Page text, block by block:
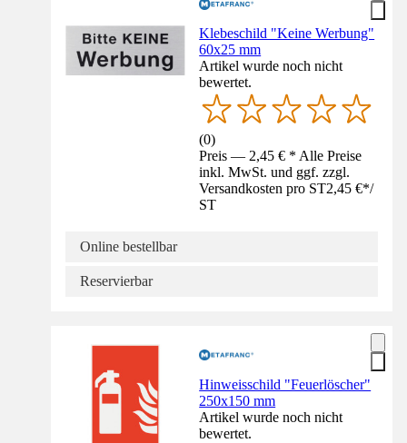
Klebeschild "Keine Werbung"
60x25 mm
Artikel wurde noch nicht
bewertet.
(0)
Preis — 2,45 € * Alle Preise
inkl. MwSt. und ggf. zzgl.
Versandkosten pro ST2,45 €*/
ST
Online bestellbar
Reservierbar
Hinweisschild "Feuerlöscher"
250x150 mm
Artikel wurde noch nicht
bewertet.